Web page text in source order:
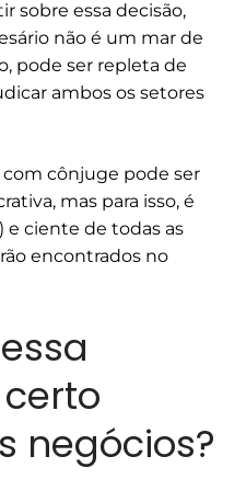
sobre essa decisão,
não é um mar de
pode ser repleta de
ambos os setores
com cônjuge pode ser
mas para isso, é
e ciente de todas as
encontrados no
negócios?